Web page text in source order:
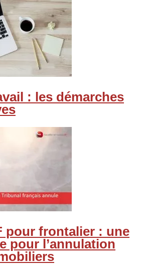
: les démarches
pour frontalier : une
pour l’annulation